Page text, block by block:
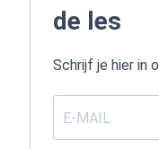
de les
Schrijf je hier in